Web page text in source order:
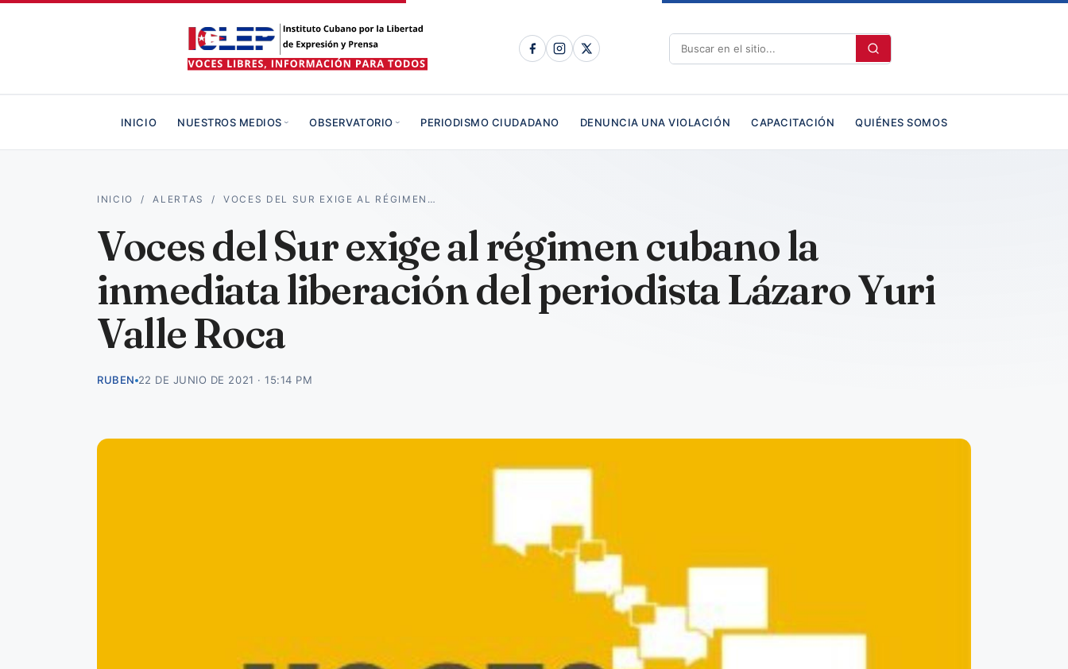
INICIO NUESTROS MEDIOS OBSERVATORIO PERIODISMO CIUDADANO DENUNCIA UNA VIOLACIÓN CAPACITACIÓN QUIÉNES SOMOS
INICIO /ALERTAS /VOCES DEL SUR EXIGE AL RÉGIMEN…
Voces del Sur exige al régimen cubano la
inmediata liberación del periodista Lázaro Yuri
Valle Roca
RUBEN 22 DE JUNIO DE 2021 · 15:14 PM